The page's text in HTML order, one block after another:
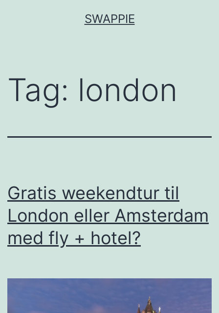
SWAPPIE
Tag: london
Gratis weekendtur til
London eller Amsterdam
med fly + hotel?